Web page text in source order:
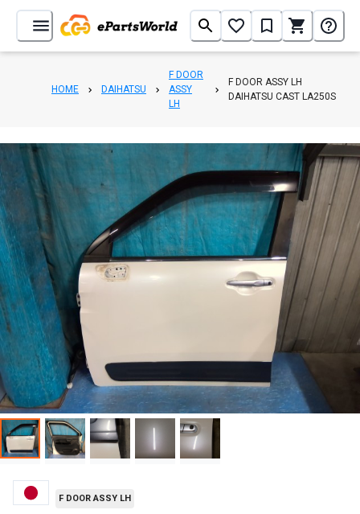
HOME DAIHATSU
F DOOR
ASSY
LH
F DOOR ASSY LH
DAIHATSU CAST LA250S
1/5
F DOOR ASSY LH